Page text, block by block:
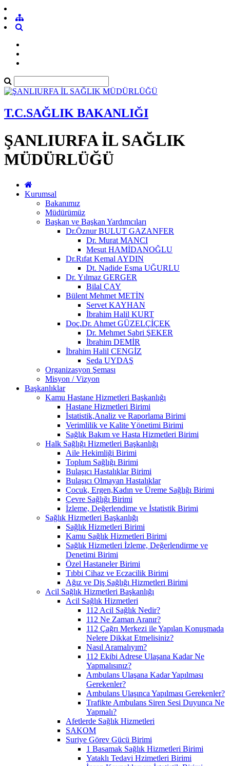
T.C.SAĞLIK BAKANLIĞI
ŞANLIURFA İL SAĞLIK
MÜDÜRLÜĞÜ
Kurumsal
Bakanımız
Müdürümüz
Başkan ve Başkan Yardımcıları
Dr.Öznur BULUT GAZANFER
Dr. Murat MANCI
Mesut HAMİDANOĞLU
Dr.Rıfat Kemal AYDIN
Dt. Nadide Esma UĞURLU
Dr. Yılmaz GERGER
Bilal ÇAY
Bülent Mehmet METİN
Servet KAYHAN
İbrahim Halil KURT
Doç.Dr. Ahmet GÜZELÇİÇEK
Dr. Mehmet Sabri ŞEKER
İbrahim DEMİR
İbrahim Halil CENGİZ
Seda UYDAŞ
Organizasyon Şeması
Misyon / Vizyon
Başkanlıklar
Kamu Hastane Hizmetleri Başkanlığı
Hastane Hizmetleri Birimi
İstatistik,Analiz ve Raporlama Birimi
Verimlilik ve Kalite Yönetimi Birimi
Sağlık Bakım ve Hasta Hizmetleri Birimi
Halk Sağlığı Hizmetleri Başkanlığı
Aile Hekimliği Birimi
Toplum Sağlığı Birimi
Bulaşıcı Hastalıklar Birimi
Bulaşıcı Olmayan Hastalıklar
Çocuk, Ergen,Kadın ve Üreme Sağlığı Birimi
Çevre Sağlığı Birimi
İzleme, Değerlendime ve İstatistik Birimi
Sağlık Hizmetleri Başkanlığı
Sağlık Hizmetleri Birimi
Kamu Sağlık Hizmetleri Birimi
Sağlık Hizmetleri İzleme, Değerlendirme ve
Denetimi Birimi
Özel Hastaneler Birimi
Tıbbi Cihaz ve Eczacilik Birimi
Ağız ve Diş Sağlığı Hizmetleri Birimi
Acil Sağlık Hizmetleri Başkanlığı
Acil Sağlık Hizmetleri
112 Acil Sağlık Nedir?
112 Ne Zaman Aranır?
112 Çağrı Merkezi ile Yapılan Konuşmada
Nelere Dikkat Etmelisiniz?
Nasıl Aramalıyım?
112 Ekibi Adrese Ulaşana Kadar Ne
Yapmalısınız?
Ambulans Ulaşana Kadar Yapılması
Gerekenler?
Ambulans Ulaşınca Yapılması Gerekenler?
Trafikte Ambulans Siren Sesi Duyunca Ne
Yapmalı?
Afetlerde Sağlık Hizmetleri
SAKOM
Suriye Görev Gücü Birimi
1 Basamak Sağlık Hizmetleri Birimi
Yataklı Tedavi Hzimetleri Birimi